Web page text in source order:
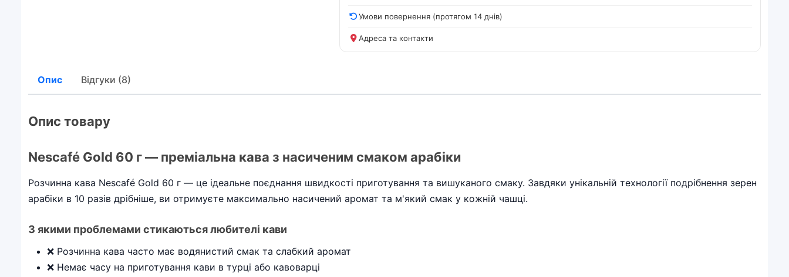
Умови повернення (протягом 14 днів)
Адреса та контакти
Опис Відгуки (8)
Опис товару
Nescafé Gold 60 г — преміальна кава з насиченим смаком арабіки
Розчинна кава Nescafé Gold 60 г — це ідеальне поєднання швидкості приготування та вишуканого смаку. Завдяки унікальній технології подрібнення зерен
арабіки в 10 разів дрібніше, ви отримуєте максимально насичений аромат та м'який смак у кожній чашці.
З якими проблемами стикаються любителі кави
❌ Розчинна кава часто має водянистий смак та слабкий аромат
❌ Немає часу на приготування кави в турці або кавоварці